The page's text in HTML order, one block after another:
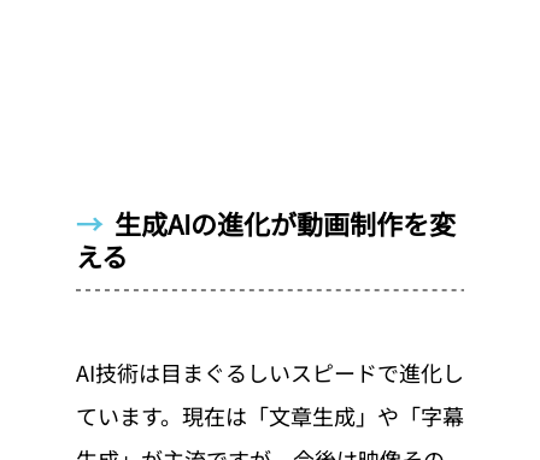
→ 生成AIの進化が動画制作を変
える
AI技術は目まぐるしいスピードで進化し
ています。現在は「文章生成」や「字幕